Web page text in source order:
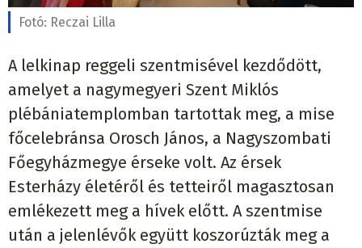
Fotó: Reczai Lilla
A lelkinap reggeli szentmisével kezdődött,
amelyet a nagymegyeri Szent Miklós
plébániatemplomban tartottak meg, a mise
főcelebránsa Orosch János, a Nagyszombati
Főegyházmegye érseke volt. Az érsek
Esterházy életéről és tetteiről magasztosan
emlékezett meg a hívek előtt. A szentmise
után a jelenlévők együtt koszorúzták meg a